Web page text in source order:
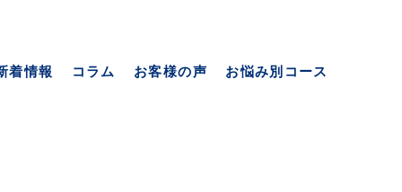
着情報 コラム お客様の声 お悩み別コース